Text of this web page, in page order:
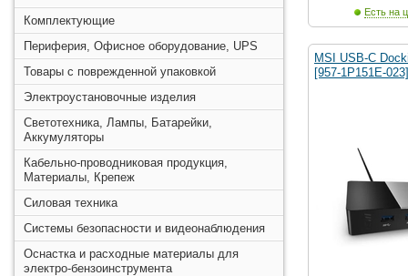
Комплектующие
Периферия, Офисное оборудование, UPS
Товары с поврежденной упаковкой
Электроустановочные изделия
Светотехника, Лампы, Батарейки,
Аккумуляторы
Кабельно-проводниковая продукция,
Материалы, Крепеж
Силовая техника
Системы безопасности и видеонаблюдения
Оснастка и расходные материалы для
электро-бензоинструмента
Есть на
MSI USB-C
[957-1P151E-023]